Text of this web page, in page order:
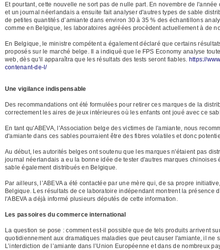
Et pourtant, cette nouvelle ne sort pas de nulle part. En novembre de
et un journal néerlandais a ensuite fait analyser d'autres types de sable
de petites quantités d’amiante dans environ 30 à 35 % des échantillons
comme en Belgique, les laboratoires agréées procèdent actuellement à de
En Belgique, le ministre compétent a également déclaré que certains
proposés sur le marché belge. Il a indiqué que le FPS Economy analyse
web, dès qu'il apparaîtra que les résultats des tests seront fiables. https://
contenant-de-l/
Une vigilance indispensable
Des recommandations ont été formulées pour retirer ces marques de la
correctement les aires de jeux intérieures où les enfants ont joué avec ce
En tant qu'ABEVA, l'Association belge des victimes de l'amiante, nous
d'amiante dans ces sables pourraient être des fibres volatiles et donc
Au début, les autorités belges ont soutenu que les marques n'étaient pas
journal néerlandais a eu la bonne idée de tester d'autres marques
sable également distribués en Belgique.
Par ailleurs, l’ABEVA a été contactée par une mère qui, de sa propre
Belgique. Les résultats de ce laboratoire indépendant montrent la présence
l'ABEVA a déjà informé plusieurs députés de cette information.
Les passoires du commerce international
La question se pose : comment est-il possible que de tels produits arrivent
quotidiennement aux dramatiques maladies que peut causer l'amiante, il
L’interdiction de l’amiante dans l’Union Européenne et dans de nombreux